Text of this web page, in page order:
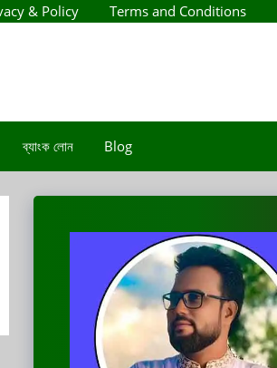
& Policy Terms and Conditions
ব্যাংক লোন Blog